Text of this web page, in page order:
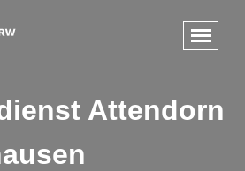
Attendorn